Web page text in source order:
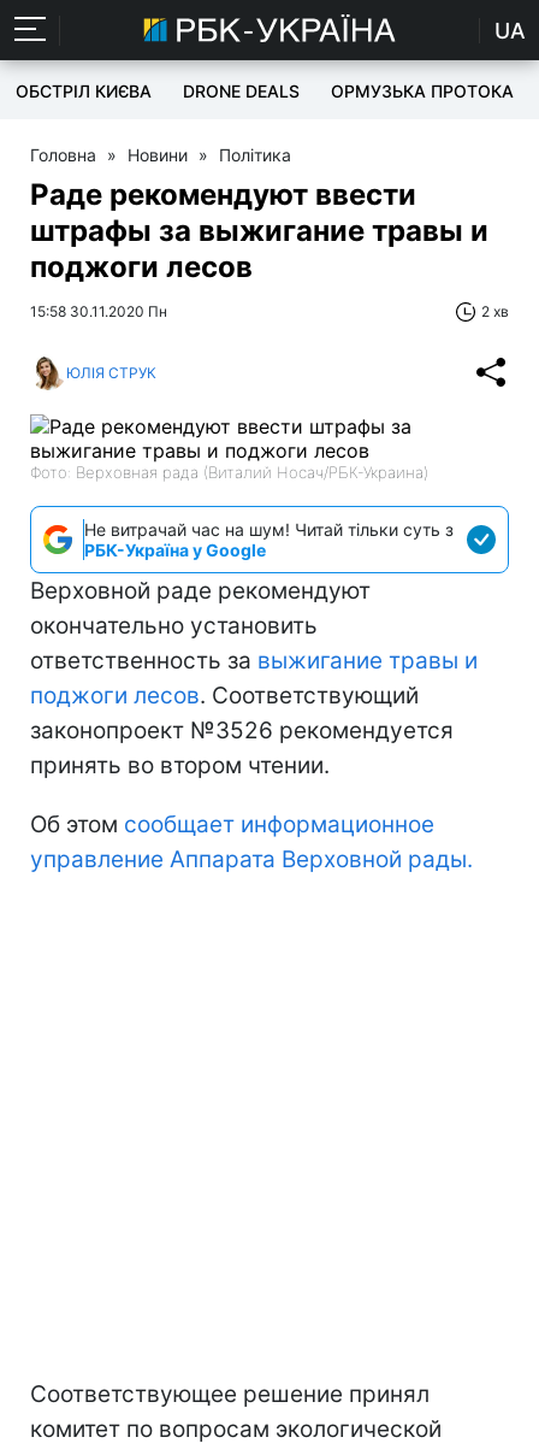
UA
ОБСТРІЛ КИЄВА DRONE DEALS ОРМУЗЬКА ПРОТОКА
Головна » Новини » Політика
Раде рекомендуют ввести
штрафы за выжигание травы и
поджоги лесов
15:58 30.11.2020 Пн 2 хв
ЮЛІЯ СТРУК
Фото: Верховная рада (Виталий Носач/РБК-Украина)
Не витрачай час на шум! Читай тільки суть з
РБК-Україна у Google
Верховной раде рекомендуют
окончательно установить
ответственность за выжигание травы и
поджоги лесов. Соответствующий
законопроект №3526 рекомендуется
принять во втором чтении.
Об этом сообщает информационное
управление Аппарата Верховной рады.
Соответствующее решение принял
комитет по вопросам экологической